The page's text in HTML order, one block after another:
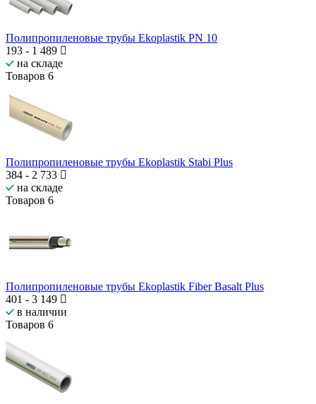
Полипропиленовые трубы Ekoplastik PN 10
193 - 1 489
на складе
Товаров 6
Полипропиленовые трубы Ekoplastik Stabi Plus
384 - 2 733
на складе
Товаров 6
Полипропиленовые трубы Ekoplastik Fiber Basalt Plus
401 - 3 149
в наличии
Товаров 6